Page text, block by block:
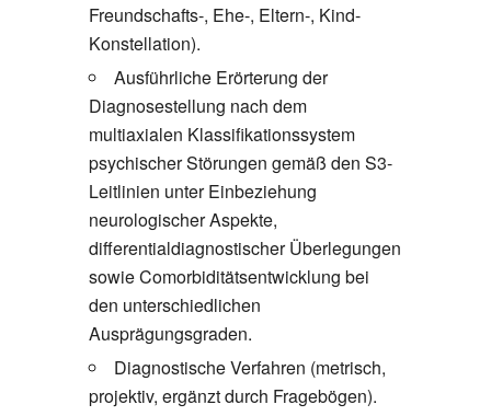
Freundschafts-, Ehe-, Eltern-, Kind-
Konstellation).
Ausführliche Erörterung der
Diagnosestellung nach dem
multiaxialen Klassifikationssystem
psychischer Störungen gemäß den S3-
Leitlinien unter Einbeziehung
neurologischer Aspekte,
differentialdiagnostischer Überlegungen
sowie Comorbiditätsentwicklung bei
den unterschiedlichen
Ausprägungsgraden.
Diagnostische Verfahren (metrisch,
projektiv, ergänzt durch Fragebögen).